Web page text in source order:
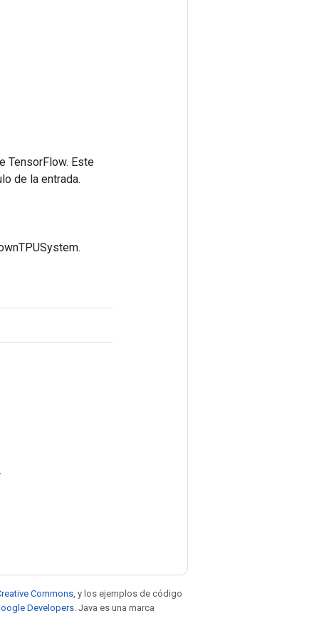
TensorFlow. Este
de la entrada.
Commons , y los ejemplos de código
Developers . Java es una marca